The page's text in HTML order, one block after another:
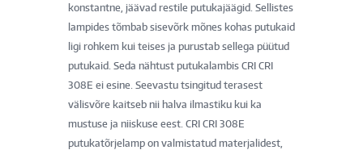
konstantne, jäävad restile putukajäägid. Sellistes
lampides tõmbab sisevõrk mõnes kohas putukaid
ligi rohkem kui teises ja purustab sellega püütud
putukaid. Seda nähtust putukalambis CRI CRI
308E ei esine. Seevastu tsingitud terasest
välisvõre kaitseb nii halva ilmastiku kui ka
mustuse ja niiskuse eest. CRI CRI 308E
putukatõrjelamp on valmistatud materjalidest,